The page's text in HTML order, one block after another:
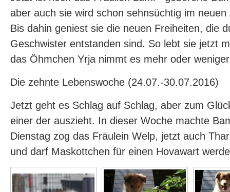
aber auch sie wird schon sehnsüchtig im
Bis dahin geniest sie die neuen Freiheiten, die
Geschwister entstanden sind. So lebt sie jetzt
das Öhmchen Yrja nimmt es mehr oder
Die zehnte Lebenswoche (24.07.-30.07.2016)
Jetzt geht es Schlag auf Schlag, aber zum
einer der auszieht. In dieser Woche machte
Dienstag zog das Fräulein Welp, jetzt auch
und darf Maskottchen für einen Hovawart